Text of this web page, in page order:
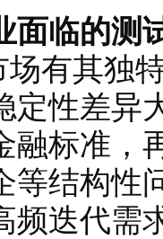
面临的测
有其独
定性差异
融标准，
等结构性
频迭代需